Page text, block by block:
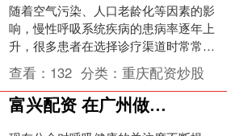
随着空气污染、人口老龄化等因素的影
响，慢性呼吸系统疾病的患病率逐年上
升，很多患者在选择诊疗渠道时常常不
知道该从哪些维度判断，下文就围绕相
关的参考要点展开介绍。 ....
查看： 132 分类：重庆配资炒股
富兴配资 在广州做肺部检查需要注意什么